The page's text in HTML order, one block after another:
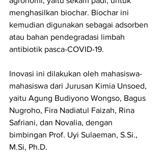
menghasilkan biochar. Biochar ini
kemudian digunakan sebagai adsorben
atau bahan pendegradasi limbah
antibiotik pasca-COVID-19.
Inovasi ini dilakukan oleh mahasiswa-
mahasiswa dari Jurusan Kimia Unsoed,
yaitu Agung Budiyono Wongso, Bagus
Nugroho, Fira Nadiatul Faizah, Rina
Safriani, dan Novalia, dengan
bimbingan Prof. Uyi Sulaeman, S.Si.,
M.Si, Ph.D.